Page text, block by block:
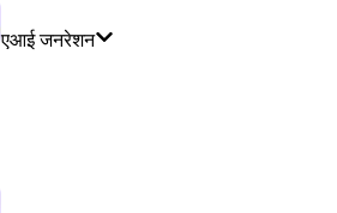
एआई जनरेशन